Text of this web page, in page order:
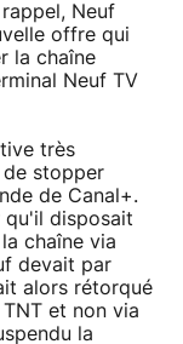
Neuf
offre qui
la chaîne
Neuf TV
très
de stopper
de Canal+.
qu'il disposait
chaîne via
devait par
alors rétorqué
et non via
la